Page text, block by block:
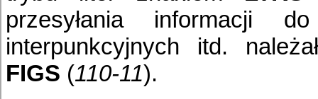
przesyłania informacji
interpunkcyjnych itd.
FIGS (110-11).